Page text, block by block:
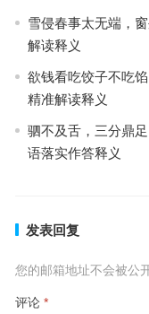
雪侵春事太无端，
解读释义
欲钱看吃饺子不吃
精准解读释义
驷不及舌，三分鼎
语落实作答释义
发表回复
您的邮箱地址不会被公开
评论 *